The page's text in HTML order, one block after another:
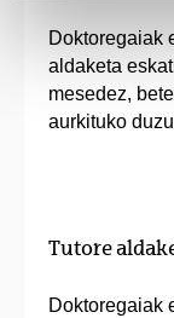
Doktoregaiak
aldaketa
mesedez,
aurkituko
Tutore
Doktoregaiak